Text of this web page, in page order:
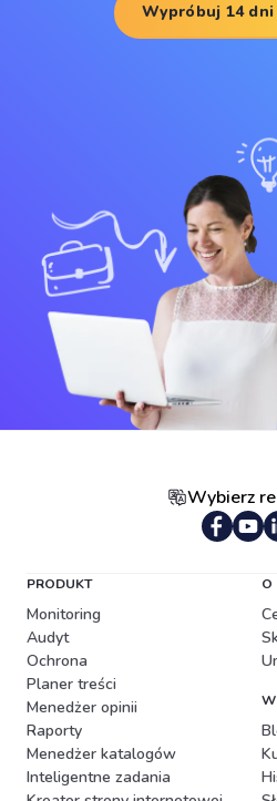
Wypróbuj 14
Wybierz
PRODUKT
Monitoring
Audyt
Ochrona
Planer treści
Menedżer opinii
Raporty
Menedżer katalogów
Inteligentne zadania
O